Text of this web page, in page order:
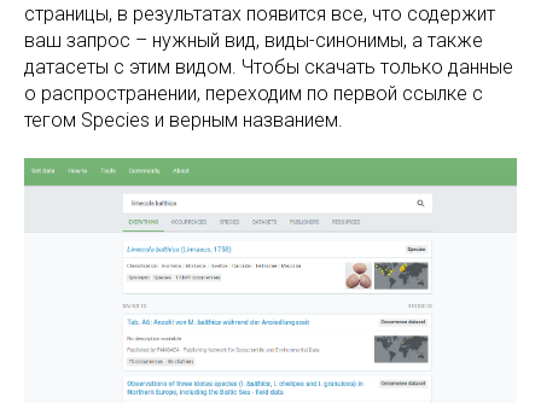
страницы, в результатах появится все, что содержит
ваш запрос – нужный вид, виды-синонимы, а также
датасеты с этим видом. Чтобы скачать только данные
о распространении, переходим по первой ссылке с
тегом Species и верным названием.